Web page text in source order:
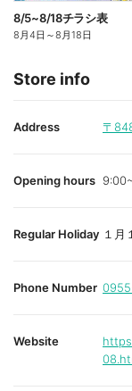
8/5~8/18チラシ表
8月4日 ～8月18日
Store info
Address 〒
Opening hours
Regular Holiday １月
Phone Number
Website